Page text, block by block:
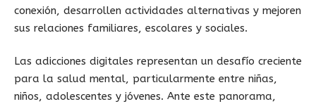
conexión, desarrollen actividades alternativas y mejoren
sus relaciones familiares, escolares y sociales.
Las adicciones digitales representan un desafío creciente
para la salud mental, particularmente entre niñas,
niños, adolescentes y jóvenes. Ante este panorama,